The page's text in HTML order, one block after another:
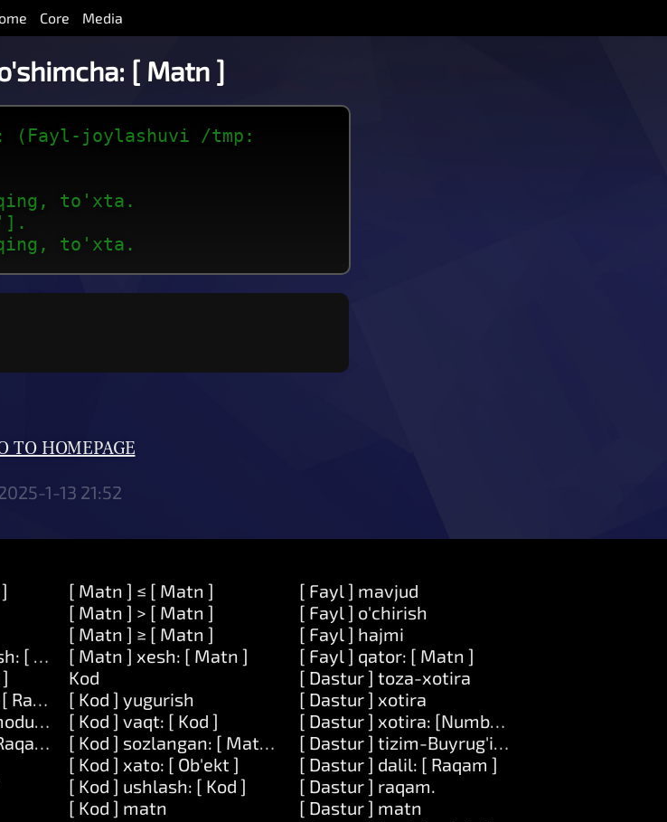
Core Media
[ Matn ]
(Fayl-joylashuvi /tmp:
to'xta.
to'xta.
TO HOMEPAGE
1-13 21:52
[ Raqam ]
Raqam ]
]
]
[ Matn ] ≤ [ Matn ]
[ Matn ] > [ Matn ]
[ Matn ] ≥ [ Matn ]
[ Matn ] xesh: [ Matn ]
Kod
[ Kod ] yugurish
[ Kod ] vaqt: [ Kod ]
[ Kod ] sozlangan: [ Matn ] qiymat: [ Ob'ekt ]
[ Kod ] xato: [ Ob'ekt ]
[ Kod ] ushlash: [ Kod ]
[ Kod ] matn
[ Fayl ] mavjud
[ Fayl ] o'chirish
[ Fayl ] hajmi
[ Fayl ] qator: [ Matn ]
[ Dastur ] toza-xotira
[ Dastur ] xotira
[ Dastur ] xotira: [Number]
[ Dastur ] tizim-Buyrug'i: [ Matn ]
[ Dastur ] dalil: [ Raqam ]
[ Dastur ] raqam.
[ Dastur ] matn